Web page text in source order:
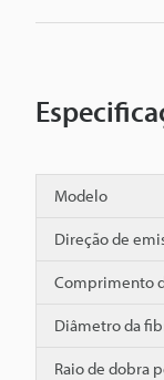
Modelo
Direção de
Comprimento
Diâmetro da
Raio de dobra